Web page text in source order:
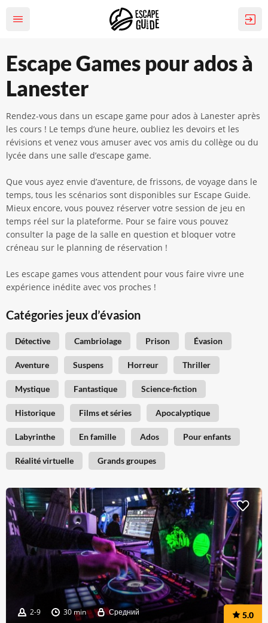
Escape Games pour ados à
Lanester
Rendez-vous dans un escape game pour ados à Lanester après
les cours ! Le temps d’une heure, oubliez les devoirs et les
révisions et venez vous amuser avec vos amis du collège ou du
lycée dans une salle d’escape game.
Que vous ayez envie d’aventure, de frissons, de voyage dans le
temps, tous les scénarios sont disponibles sur Escape Guide.
Mieux encore, vous pouvez réserver votre session de jeu en
temps réel sur la plateforme. Pour se faire vous pouvez
consulter la page de la salle en question et bloquer votre
créneau sur le planning de réservation !
Les escape games vous attendent pour vous faire vivre une
expérience inédite avec vos proches !
Catégories jeux d’évasion
Détective Cambriolage Prison Évasion
Aventure Suspens Horreur Thriller
Mystique Fantastique Science-fiction
Historique Films et séries Apocalyptique
Labyrinthe En famille Ados Pour enfants
Réalité virtuelle Grands groupes
2-9 30 min Средний 5.0